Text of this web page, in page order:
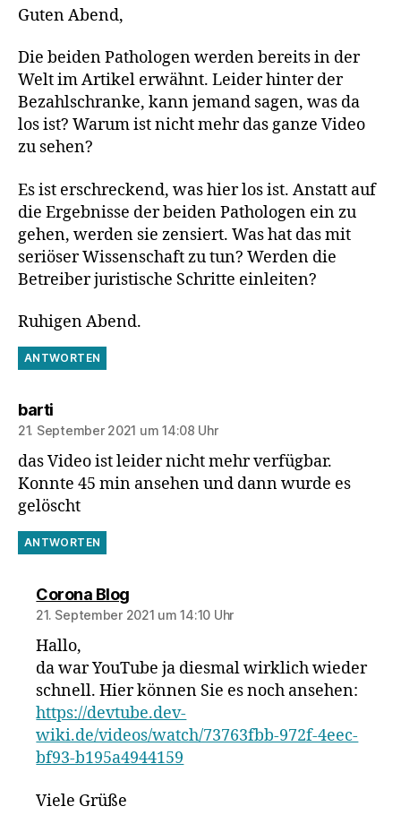
Guten Abend,
Die beiden Pathologen werden bereits in der
Welt im Artikel erwähnt. Leider hinter der
Bezahlschranke, kann jemand sagen, was da
los ist? Warum ist nicht mehr das ganze Video
zu sehen?
Es ist erschreckend, was hier los ist. Anstatt auf
die Ergebnisse der beiden Pathologen ein zu
gehen, werden sie zensiert. Was hat das mit
seriöser Wissenschaft zu tun? Werden die
Betreiber juristische Schritte einleiten?
Ruhigen Abend.
ANTWORTEN
bartisagt:
21. September 2021 um 14:08 Uhr
das Video ist leider nicht mehr verfügbar.
Konnte 45 min ansehen und dann wurde es
gelöscht
ANTWORTEN
Corona Blogsagt:
21. September 2021 um 14:10 Uhr
Hallo,
da war YouTube ja diesmal wirklich wieder
schnell. Hier können Sie es noch ansehen:
https://devtube.dev-
wiki.de/videos/watch/73763fbb-972f-4eec-
bf93-b195a4944159
Viele Grüße